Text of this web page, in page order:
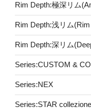
Rim Depth:極深リム
Rim Depth:浅リム
Rim Depth:深リム
Series:CUSTOM &
Series:NEX
Series:STAR collezione